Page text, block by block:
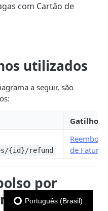
— Sugestão]
(PCI)
com Cartão de
utilizados
a seguir, são
Gatilho
{id}/refund
de Fatura
por
Português (Brasil)